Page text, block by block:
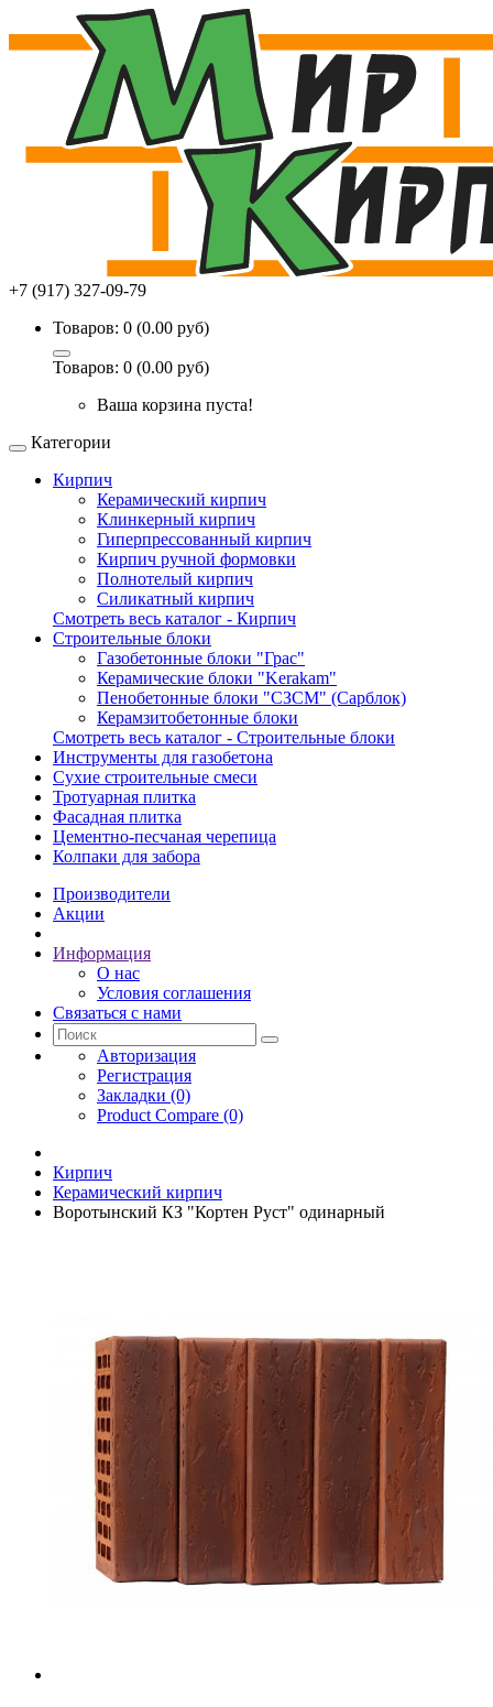
+7 (917) 327-09-79
Товаров: 0 (0.00 руб)
Товаров: 0 (0.00 руб)
Ваша корзина пуста!
Категории
Кирпич
Керамический кирпич
Клинкерный кирпич
Гиперпрессованный кирпич
Кирпич ручной формовки
Полнотелый кирпич
Силикатный кирпич
Смотреть весь каталог - Кирпич
Строительные блоки
Газобетонные блоки "Грас"
Керамические блоки "Kerakam"
Пенобетонные блоки "СЗСМ" (Сарблок)
Керамзитобетонные блоки
Смотреть весь каталог - Строительные блоки
Инструменты для газобетона
Сухие строительные смеси
Тротуарная плитка
Фасадная плитка
Цементно-песчаная черепица
Колпаки для забора
Производители
Акции
Информация
О нас
Условия соглашения
Связаться с нами
Авторизация
Регистрация
Закладки (0)
Product Compare (0)
Кирпич
Керамический кирпич
Воротынский КЗ "Кортен Руст" одинарный